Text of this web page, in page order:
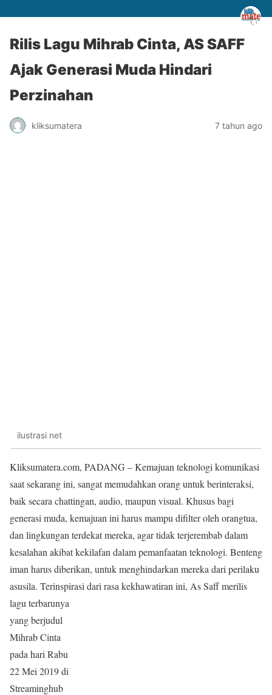
Rilis Lagu Mihrab Cinta, AS SAFF
Ajak Generasi Muda Hindari
Perzinahan
kliksumatera 7 tahun ago
ilustrasi net
Kliksumatera.com, PADANG – Kemajuan teknologi komunikasi
saat sekarang ini, sangat memudahkan orang untuk berinteraksi,
baik secara chattingan, audio, maupun visual. Khusus bagi
generasi muda, kemajuan ini harus mampu difilter oleh orangtua,
dan lingkungan terdekat mereka, agar tidak terjerembab dalam
kesalahan akibat kekilafan dalam pemanfaatan teknologi. Benteng
iman harus diberikan, untuk menghindarkan mereka dari perilaku
asusila. Terinspirasi dari rasa kekhawatiran ini, As Saff merilis
lagu terbarunya
yang berjudul
Mihrab Cinta
pada hari Rabu
22 Mei 2019 di
Streaminghub